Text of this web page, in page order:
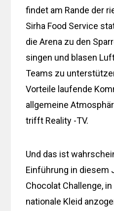
findet am Rande der
Sirha Food Service
die Arena zu den
singen und blasen
Teams zu
Vorteile laufende
allgemeine
trifft Reality -TV.
Und das ist
Einführung in diesem
Chocolat Challenge,
nationale Kleid